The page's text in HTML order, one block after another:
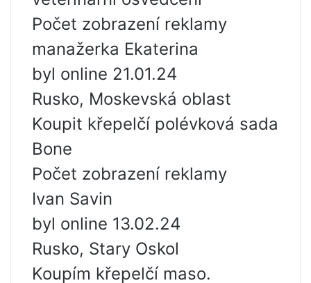
Počet zobrazení reklamy
manažerka Ekaterina
byl online 21.01.24
Rusko, Moskevská oblast
Koupit křepelčí polévková sada
Bone
Počet zobrazení reklamy
Ivan Savin
byl online 13.02.24
Rusko, Stary Oskol
Koupím křepelčí maso.